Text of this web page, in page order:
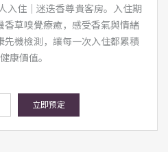
入住｜迷迭香尊貴客房。入住期
香草嗅覺療癒，感受香氣與情緒
先機檢測，讓每一次入住都累積
康價值。
立即预定